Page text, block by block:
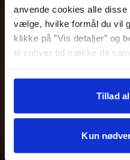
anvende cookies alle
vælge, hvilke formål du vil
klikke på ”Vis detaljer” og
til enhver tid trække dit
Læs mere om det samt
personoplysninger her>>
Tillad
Kun